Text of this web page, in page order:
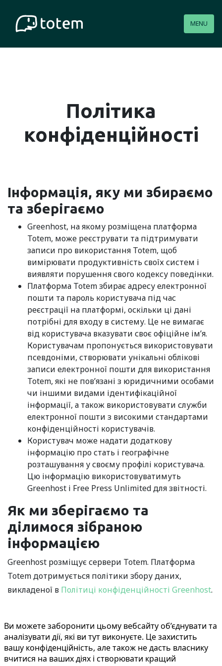
MENU
Політика
конфіденційності
Інформація, яку ми збираємо
та зберігаємо
Greenhost, на якому розміщена платформа
Totem, може реєструвати та підтримувати
записи про використання Totem, щоб
вимірювати продуктивність своїх систем і
виявляти порушення свого кодексу поведінки.
Платформа Totem збирає адресу електронної
пошти та пароль користувача під час
реєстрації на платформі, оскільки ці дані
потрібні для входу в систему. Це не вимагає
від користувача вказувати своє офіційне ім’я.
Користувачам пропонується використовувати
псевдоніми, створювати унікальні облікові
записи електронної пошти для використання
Totem, які не пов’язані з юридичними особами
чи іншими видами ідентифікаційної
інформації, а також використовувати служби
електронної пошти з високими стандартами
конфіденційності користувачів.
Користувач може надати додаткову
інформацію про стать і географічне
розташування у своєму профілі користувача.
Цю інформацію використовуватимуть
Greenhost і Free Press Unlimited для звітності.
Як ми зберігаємо та
ділимося зібраною
інформацією
Greenhost розміщує сервери Totem. Платформа
Totem дотримується політики збору даних,
викладеної в Політиці конфіденційності Greenhost.